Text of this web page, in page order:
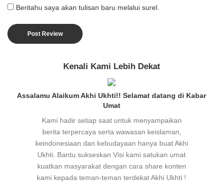
Beritahu saya akan tulisan baru melalui surel.
Kenali Kami Lebih Dekat
Assalamu Alaikum Akhi Ukhti!! Selamat datang di Kabar
Umat
Kami hadir setiap saat untuk menyampaikan
berita terpercaya serta wawasan keislaman,
keindonesiaan dan kebudayaan hanya buat Akhi
Ukhti. Bantu sukseskan Visi kami satukan umat
kuatkan masyarakat dengan cara share konten
kami kepada teman-teman terdekat Akhi Ukhti !